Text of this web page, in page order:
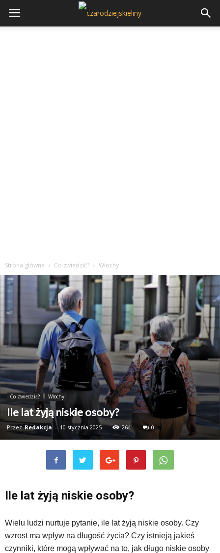
Strona główna Co zwiedzić? Włochy
Co zwiedzić? Włochy
Ile lat żyją niskie osoby?
Przez Redakcja - 10 stycznia 2025 264 0
Ile lat żyją niskie osoby?
Wielu ludzi nurtuje pytanie, ile lat żyją niskie osoby. Czy
wzrost ma wpływ na długość życia? Czy istnieją jakieś
czynniki, które mogą wpływać na to, jak długo niskie osoby